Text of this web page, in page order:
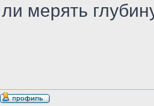
ли мерять